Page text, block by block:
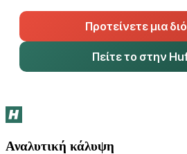
Προτείνετε μια
Πείτε το στην
Αναλυτική κάλυψη